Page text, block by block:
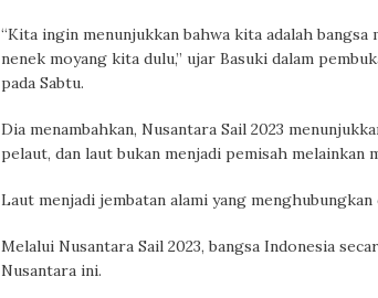
“Kita ingin menunjukkan bahwa kita adalah
nenek moyang kita dulu,” ujar Basuki dalam
pada Sabtu.
Dia menambahkan, Nusantara Sail 2023
pelaut, dan laut bukan menjadi pemisah
Laut menjadi jembatan alami yang
Melalui Nusantara Sail 2023, bangsa Indonesia
Nusantara ini.